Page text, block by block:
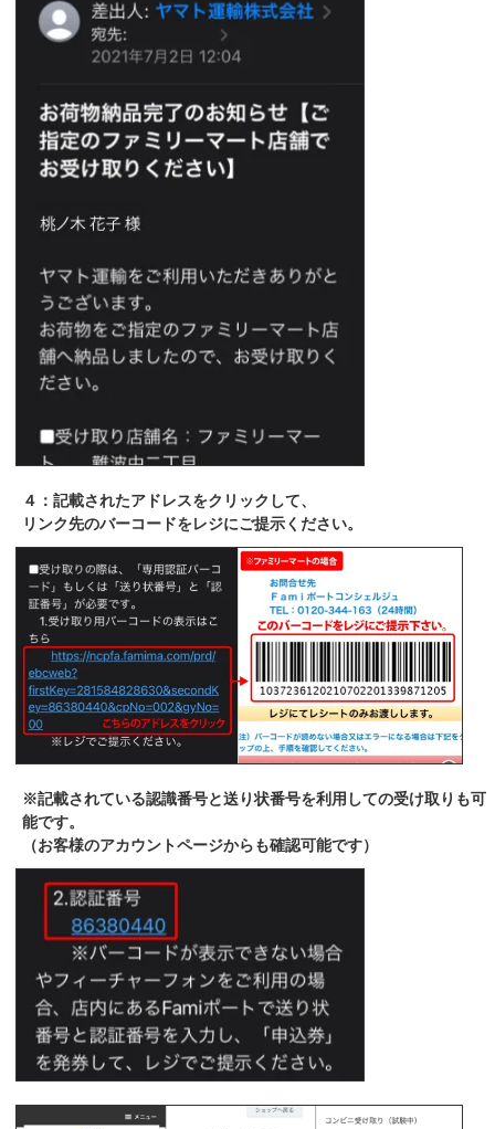
４：記載されたアドレスをクリックして、
リンク先のバーコードをレジにご提示ください。
※記載されている認識番号と送り状番号を利用しての受け取りも可
能です。
（お客様のアカウントページからも確認可能です）